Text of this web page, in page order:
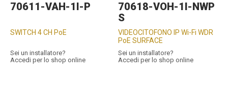
70611-VAH-1I-P
SWITCH 4 CH PoE
Sei un installatore?
Accedi per lo shop online
70618-VOH-1I-NWP
S
VIDEOCITOFONO IP Wi-Fi WDR
PoE SURFACE
Sei un installatore?
Accedi per lo shop online